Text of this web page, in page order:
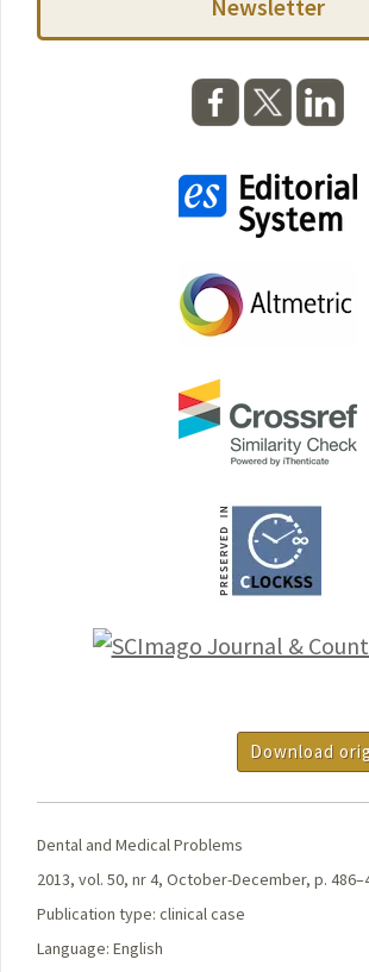
Newsletter
Download
Dental and Medical Problems
2013, vol. 50, nr 4, October-December, p.
Publication type: clinical case
Language: English